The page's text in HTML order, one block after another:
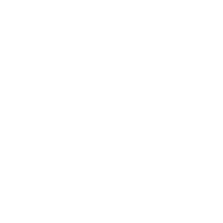
INCALZITOR pentru confort termic in sezonul rece.